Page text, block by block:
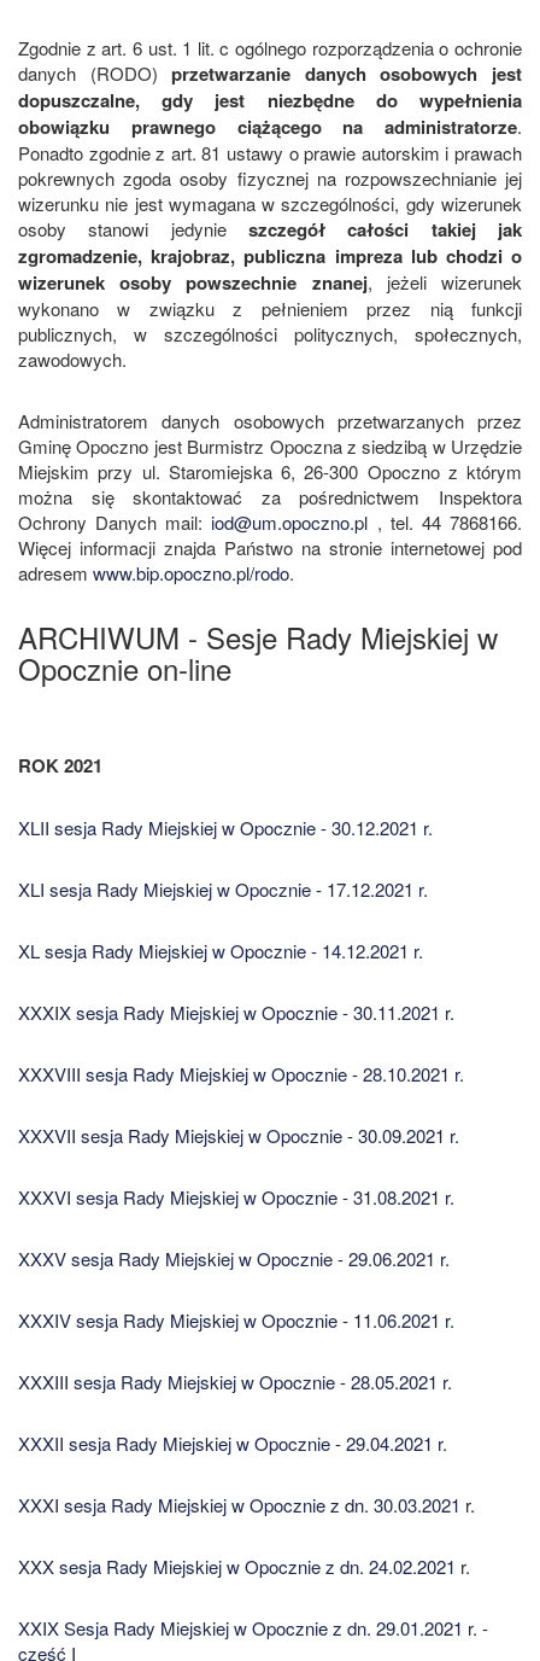
Zgodnie z art. 6 ust. 1 lit. c ogólnego rozporządzenia o ochronie
danych (RODO)przetwarzanie danych osobowych jest
dopuszczalne, gdy jest niezbędne do wypełnienia
obowiązku prawnego ciążącego na administratorze.
Ponadto zgodnie z art. 81 ustawy o prawie autorskim i prawach
pokrewnych zgoda osoby fizycznej na rozpowszechnianie jej
wizerunku nie jest wymagana w szczególności, gdy wizerunek
osoby stanowi jedynie szczegół całości takiej jak
zgromadzenie, krajobraz, publiczna impreza lub chodzi o
wizerunek osoby powszechnie znanej, jeżeli wizerunek
wykonano w związku z pełnieniem przez nią funkcji
publicznych, w szczególności politycznych, społecznych,
zawodowych.
Administratorem danych osobowych przetwarzanych przez
Gminę Opoczno jest Burmistrz Opoczna z siedzibą w Urzędzie
Miejskim przy ul. Staromiejska 6, 26-300 Opoczno z którym
można się skontaktować za pośrednictwem Inspektora
Ochrony Danych mail:iod@um.opoczno.pl , tel. 44 7868166.
Więcej informacji znajda Państwo na stronie internetowej pod
adresem www.bip.opoczno.pl/rodo.
ARCHIWUM - Sesje Rady Miejskiej w
Opocznie on-line
ROK 2021
XLII sesja Rady Miejskiej w Opocznie - 30.12.2021 r.
XLI sesja Rady Miejskiej w Opocznie - 17.12.2021 r.
XL sesja Rady Miejskiej w Opocznie - 14.12.2021 r.
XXXIX sesja Rady Miejskiej w Opocznie - 30.11.2021 r.
XXXVIII sesja Rady Miejskiej w Opocznie - 28.10.2021 r.
XXXVII sesja Rady Miejskiej w Opocznie - 30.09.2021 r.
XXXVI sesja Rady Miejskiej w Opocznie - 31.08.2021 r.
XXXV sesja Rady Miejskiej w Opocznie - 29.06.2021 r.
XXXIV sesja Rady Miejskiej w Opocznie - 11.06.2021 r.
XXXIII sesja Rady Miejskiej w Opocznie - 28.05.2021 r.
XXXII sesja Rady Miejskiej w Opocznie - 29.04.2021 r.
XXXI sesja Rady Miejskiej w Opocznie z dn. 30.03.2021 r.
XXX sesja Rady Miejskiej w Opocznie z dn. 24.02.2021 r.
XXIX Sesja Rady Miejskiej w Opocznie z dn. 29.01.2021 r. -
część I